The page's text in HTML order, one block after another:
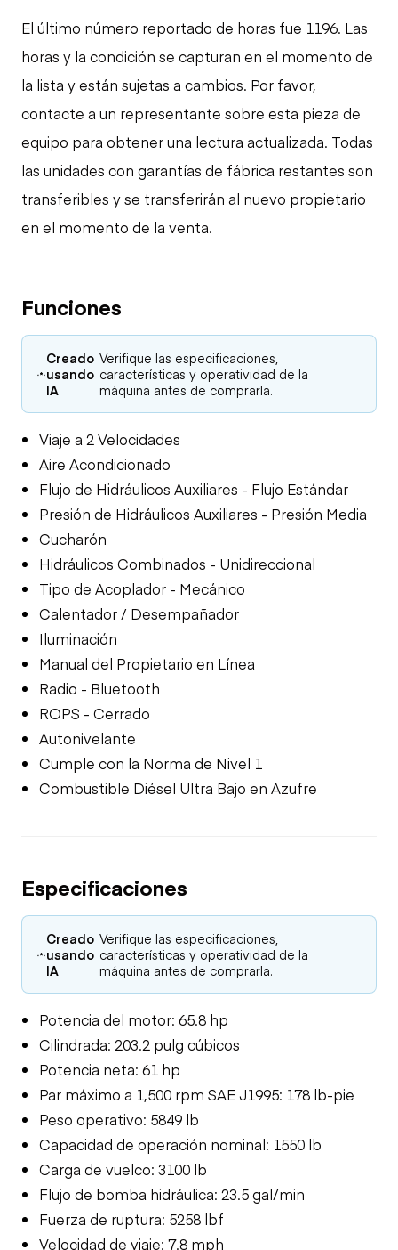
El último número reportado de horas fue 1196. Las
horas y la condición se capturan en el momento de
la lista y están sujetas a cambios. Por favor,
contacte a un representante sobre esta pieza de
equipo para obtener una lectura actualizada. Todas
las unidades con garantías de fábrica restantes son
transferibles y se transferirán al nuevo propietario
en el momento de la venta.
Funciones
Creado
usando
IA
Verifique las especificaciones,
características y operatividad de la
máquina antes de comprarla.
Viaje a 2 Velocidades
Aire Acondicionado
Flujo de Hidráulicos Auxiliares - Flujo Estándar
Presión de Hidráulicos Auxiliares - Presión Media
Cucharón
Hidráulicos Combinados - Unidireccional
Tipo de Acoplador - Mecánico
Calentador / Desempañador
Iluminación
Manual del Propietario en Línea
Radio - Bluetooth
ROPS - Cerrado
Autonivelante
Cumple con la Norma de Nivel 1
Combustible Diésel Ultra Bajo en Azufre
Especificaciones
Creado
usando
IA
Verifique las especificaciones,
características y operatividad de la
máquina antes de comprarla.
Potencia del motor: 65.8 hp
Cilindrada: 203.2 pulg cúbicos
Potencia neta: 61 hp
Par máximo a 1,500 rpm SAE J1995: 178 lb-pie
Peso operativo: 5849 lb
Capacidad de operación nominal: 1550 lb
Carga de vuelco: 3100 lb
Flujo de bomba hidráulica: 23.5 gal/min
Fuerza de ruptura: 5258 lbf
Velocidad de viaje: 7.8 mph